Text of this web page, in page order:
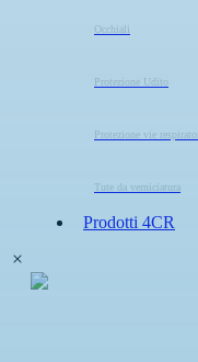
Occhiali
Protezione Udito
Protezione vie
Tute da verniciatura
Prodotti 4CR